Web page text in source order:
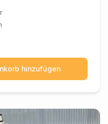
hinzufügen